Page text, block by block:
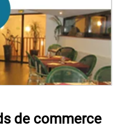
de commerce